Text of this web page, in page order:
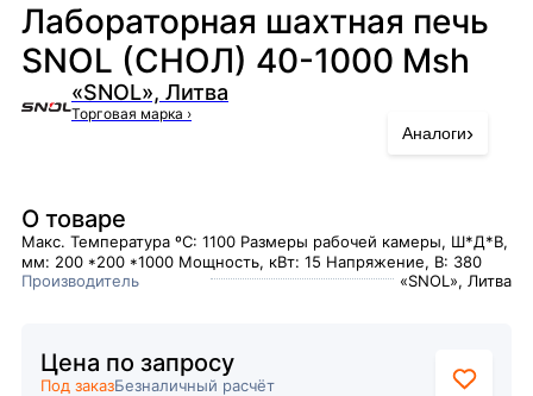
Лабораторная шахтная печь
SNOL (СНОЛ) 40-1000 Msh
«SNOL», Литва
Торговая марка ›
Аналоги›
О товаре
Макс. Температура ºC: 1100 Размеры рабочей камеры, Ш*Д*В,
мм: 200 *200 *1000 Мощность, кВт: 15 Напряжение, В: 380
Производитель
«SNOL», Литва
Цена по запросу
Под заказБезналичный расчёт